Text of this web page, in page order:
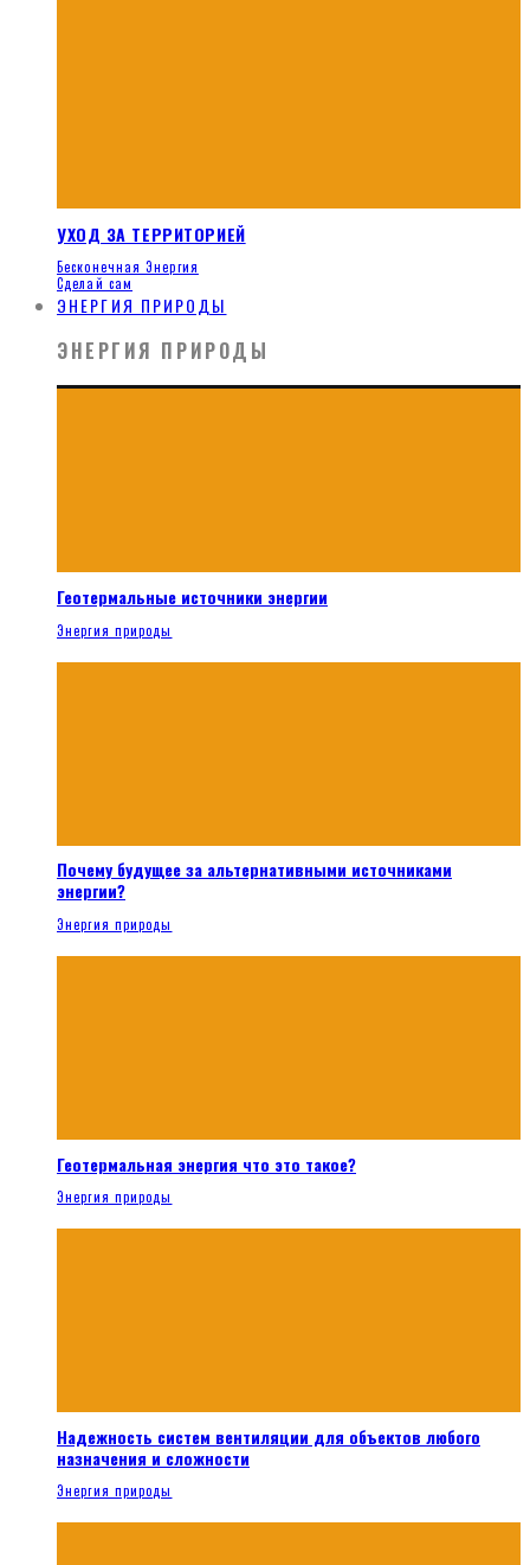
УХОД ЗА ТЕРРИТОРИЕЙ
Бесконечная Энергия
Сделай сам
ЭНЕРГИЯ ПРИРОДЫ
ЭНЕРГИЯ ПРИРОДЫ
Геотермальные источники энергии
Энергия природы
Почему будущее за альтернативными источниками
энергии?
Энергия природы
Геотермальная энергия что это такое?
Энергия природы
Надежность систем вентиляции для объектов любого
назначения и сложности
Энергия природы